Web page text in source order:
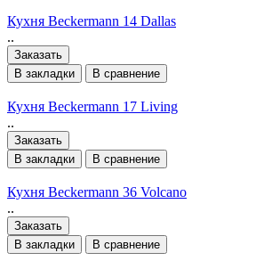
Кухня Beckermann 14 Dallas
..
Заказать
В закладки
В сравнение
Кухня Beckermann 17 Living
..
Заказать
В закладки
В сравнение
Кухня Beckermann 36 Volcano
..
Заказать
В закладки
В сравнение